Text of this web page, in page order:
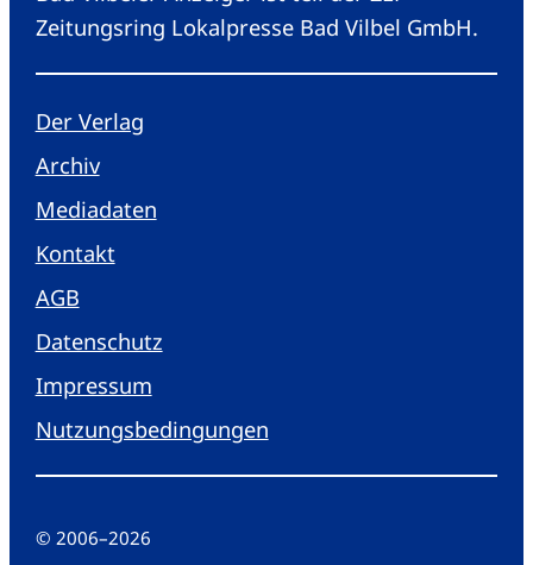
Zeitungsring Lokalpresse Bad Vilbel GmbH.
Der Verlag
Archiv
Mediadaten
Kontakt
AGB
Datenschutz
Impressum
Nutzungsbedingungen
© 2006–2026